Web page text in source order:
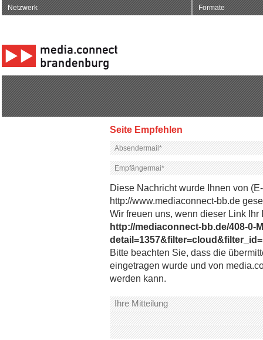
Netzwerk Formate
Seite Empfehlen
Diese Nachricht wurde Ihnen von
http://www.mediaconnect-bb.de
Wir freuen uns, wenn dieser Link Ihr
http://mediaconnect-bb.de/408-0-
Bitte beachten Sie, dass die
eingetragen wurde und von
werden kann.